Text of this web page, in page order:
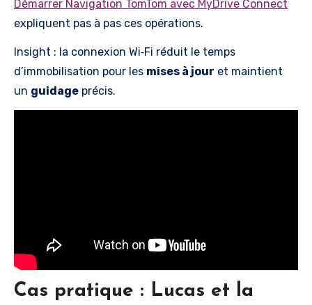
Démarrer Navigation TomTom avec MyDrive Connect
expliquent pas à pas ces opérations.
Insight : la connexion Wi‑Fi réduit le temps
d’immobilisation pour les mises à jour et maintient
un guidage précis.
Cas pratique : Lucas et la